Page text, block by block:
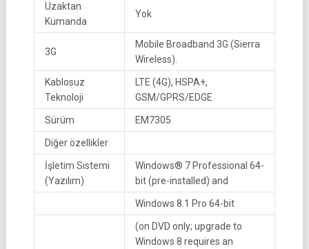
Uzaktan
Kumanda
Yok
3G
Mobile Broadband 3G (Sierra
Wireless).
Kablosuz
Teknoloji
LTE (4G), HSPA+,
GSM/GPRS/EDGE
Sürüm EM7305
Diğer özellikler
İşletim Sistemi
(Yazılım)
Windows® 7 Professional 64-
bit (pre-installed) and
Windows 8.1 Pro 64-bit
(on DVD only; upgrade to
Windows 8 requires an